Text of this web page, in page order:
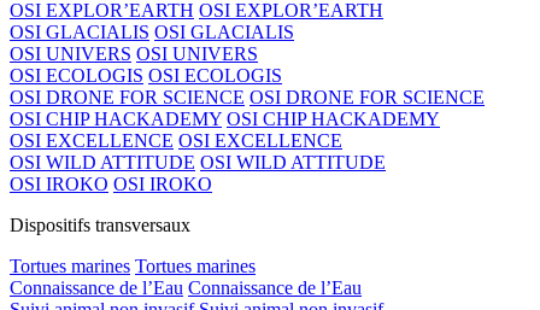
OSI EXPLOR’EARTH OSI EXPLOR’EARTH
OSI GLACIALIS OSI GLACIALIS
OSI UNIVERS OSI UNIVERS
OSI ECOLOGIS OSI ECOLOGIS
OSI DRONE FOR SCIENCE OSI DRONE FOR SCIENCE
OSI CHIP HACKADEMY OSI CHIP HACKADEMY
OSI EXCELLENCE OSI EXCELLENCE
OSI WILD ATTITUDE OSI WILD ATTITUDE
OSI IROKO OSI IROKO
Dispositifs transversaux
Tortues marines Tortues marines
Connaissance de l’Eau Connaissance de l’Eau